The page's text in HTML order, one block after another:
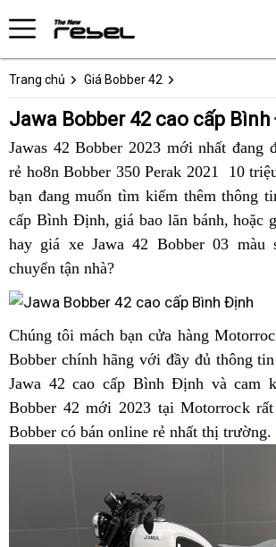
Trang chủ Giá Bobber 42
Jawa Bobber 42 cao cấp
Jawas 42 Bobber 2023 mới nhất đang
rẻ ho8n Bobber 350 Perak 2021 10
bạn đang muốn tìm kiếm thêm thông
cấp Bình Định, nhập
khẩu
giá bao lăn bánh, chính
hãng
Jawa
42
ưu
Bình
Định
hoặc
hay bảng
giá
Bình
Định
giá xe Jawa 42 Bobber 03 màu
chuyển tận nhà?
bảng
giá
Jawa
42
hàng
chuẩn
ở
Chúng tôi lý
do
nên
mua
Jawa
Bình
Định
mách bạn cửa hàng
Bobber chính hãng với đầy đủ thông
Jawa 42 cao cấp Bình Định và cam
Bobber 42 mới 2023 tại Motorrock
Bobber có bán online rẻ nhất thị trường.